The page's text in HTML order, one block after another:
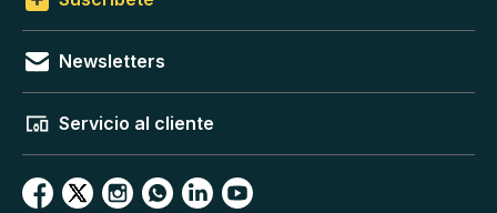
Newsletters
Servicio al cliente